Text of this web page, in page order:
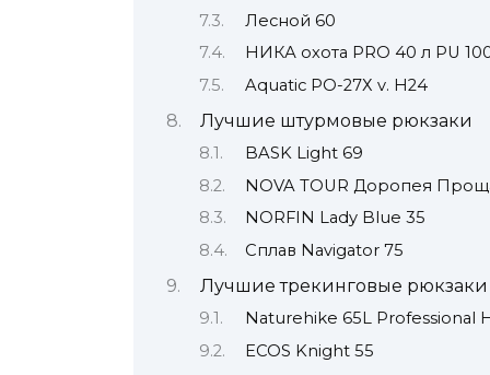
Лесной 60
НИКА охота PRO 40 л PU
Aquatic РО-27Х v. H24
Лучшие штурмовые рюкзаки
BASK Light 69
NOVA TOUR Доропея
NORFIN Lady Blue 35
Сплав Navigator 75
Лучшие трекинговые рюкзаки
Naturehike 65L Professional
ECOS Knight 55